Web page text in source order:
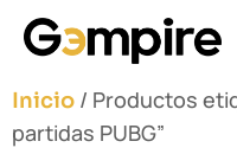
Inicio / Productos
partidas PUBG”